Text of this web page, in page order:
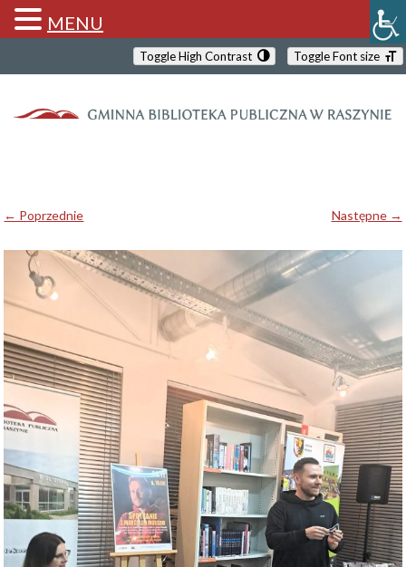
Toggle High Contrast Toggle Font size
← Poprzednie Następne →
MENU